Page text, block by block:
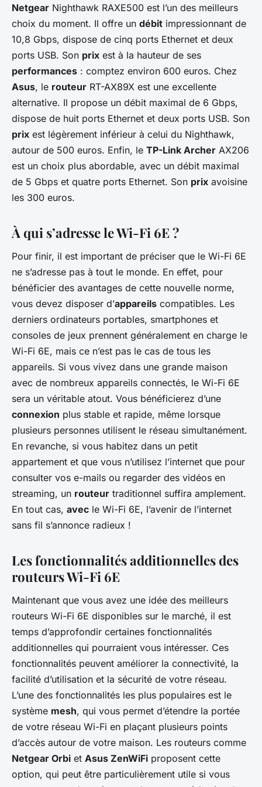
Netgear Nighthawk RAXE500 est l’un des meilleurs
choix du moment. Il offre un débit impressionnant de
10,8 Gbps, dispose de cinq ports Ethernet et deux
ports USB. Son prix est à la hauteur de ses
performances : comptez environ 600 euros. Chez
Asus, le routeur RT-AX89X est une excellente
alternative. Il propose un débit maximal de 6 Gbps,
dispose de huit ports Ethernet et deux ports USB. Son
prix est légèrement inférieur à celui du Nighthawk,
autour de 500 euros. Enfin, le TP-Link Archer AX206
est un choix plus abordable, avec un débit maximal
de 5 Gbps et quatre ports Ethernet. Son prix avoisine
les 300 euros.
À qui s’adresse le Wi-Fi 6E ?
Pour finir, il est important de préciser que le Wi-Fi 6E
ne s’adresse pas à tout le monde. En effet, pour
bénéficier des avantages de cette nouvelle norme,
vous devez disposer d’appareils compatibles. Les
derniers ordinateurs portables, smartphones et
consoles de jeux prennent généralement en charge le
Wi-Fi 6E, mais ce n’est pas le cas de tous les
appareils. Si vous vivez dans une grande maison
avec de nombreux appareils connectés, le Wi-Fi 6E
sera un véritable atout. Vous bénéficierez d’une
connexion plus stable et rapide, même lorsque
plusieurs personnes utilisent le réseau simultanément.
En revanche, si vous habitez dans un petit
appartement et que vous n’utilisez l’internet que pour
consulter vos e-mails ou regarder des vidéos en
streaming, un routeur traditionnel suffira amplement.
En tout cas, avec le Wi-Fi 6E, l’avenir de l’internet
sans fil s’annonce radieux !
Les fonctionnalités additionnelles des
routeurs Wi-Fi 6E
Maintenant que vous avez une idée des meilleurs
routeurs Wi-Fi 6E disponibles sur le marché, il est
temps d’approfondir certaines fonctionnalités
additionnelles qui pourraient vous intéresser. Ces
fonctionnalités peuvent améliorer la connectivité, la
facilité d’utilisation et la sécurité de votre réseau.
L’une des fonctionnalités les plus populaires est le
système mesh, qui vous permet d’étendre la portée
de votre réseau Wi-Fi en plaçant plusieurs points
d’accès autour de votre maison. Les routeurs comme
Netgear Orbi et Asus ZenWiFi proposent cette
option, qui peut être particulièrement utile si vous